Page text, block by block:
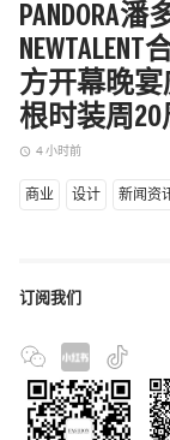
PANDORA
方开幕晚
根时装周20
access_time 4 小时前
商业 设计 新闻资
订阅我们